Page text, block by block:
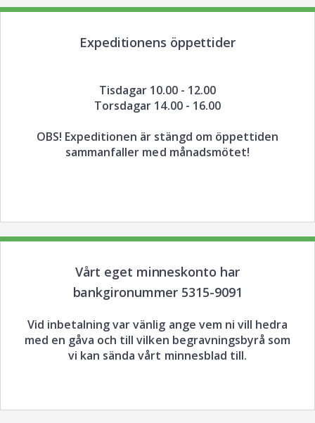
Expeditionens öppettider
Tisdagar 10.00 - 12.00
Torsdagar 14.00 - 16.00
OBS! Expeditionen är stängd om öppettiden
sammanfaller med månadsmötet!
Vårt eget minneskonto har
bankgironummer 5315-9091
Vid inbetalning var vänlig ange vem ni vill hedra
med en gåva och till vilken begravningsbyrå som
vi kan sända vårt minnesblad till.